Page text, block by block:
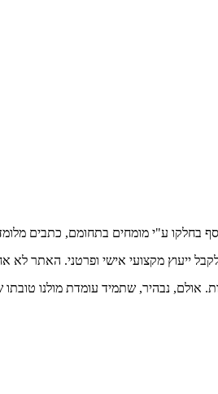
בחלקו ע"י מומחים בתחומם, כתבים
ייעוץ מקצועי אישי ופרטני. האתר
אולם, נבהיר, שתמיד עומדת מולנו